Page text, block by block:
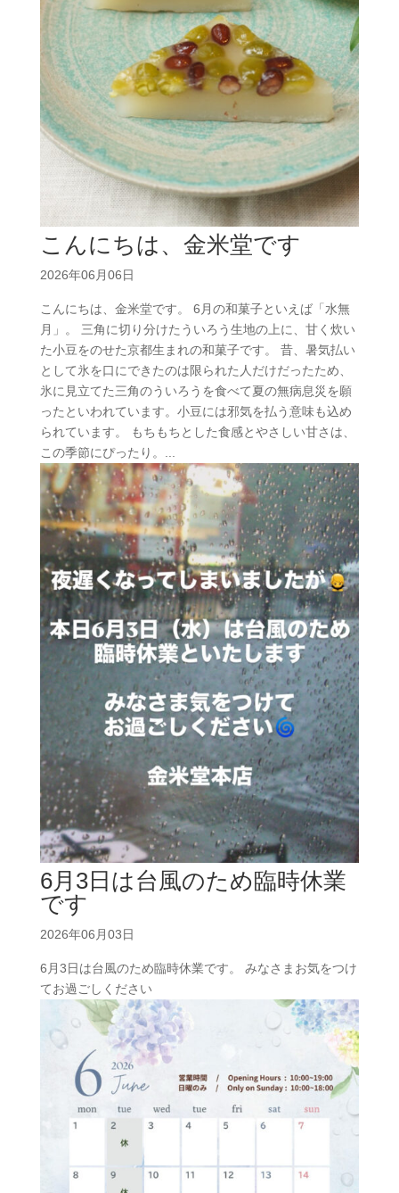
こんにちは、金米堂です
2026年06月06日
こんにちは、金米堂です。 6月の和菓子といえば「水無
月」。 三角に切り分けたういろう生地の上に、甘く炊い
た小豆をのせた京都生まれの和菓子です。 昔、暑気払い
として氷を口にできたのは限られた人だけだったため、
氷に見立てた三角のういろうを食べて夏の無病息災を願
ったといわれています。小豆には邪気を払う意味も込め
られています。 もちもちとした食感とやさしい甘さは、
この季節にぴったり。...
6月3日は台風のため臨時休業
です
2026年06月03日
6月3日は台風のため臨時休業です。 みなさまお気をつけ
てお過ごしください